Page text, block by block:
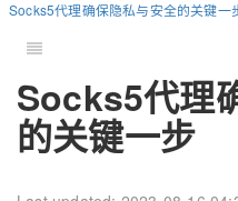
Socks5代理确保隐私与安全的关键一
Socks5代理
的关键一步